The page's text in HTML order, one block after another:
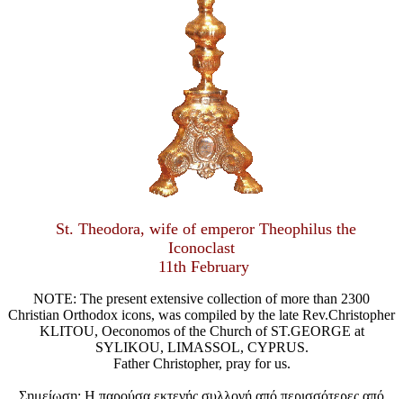
St. Theodora, wife of emperor Theophilus the
Iconoclast
11th February
NOTE: The present extensive collection of more than 2300
Christian Orthodox icons, was compiled by the late Rev.Christopher
KLITOU, Oeconomos of the Church of ST.GEORGE at
SYLIKOU, LIMASSOL, CYPRUS.
Father Christopher, pray for us.
Σημείωση: Η παρούσα εκτενής συλλογή από περισσότερες από